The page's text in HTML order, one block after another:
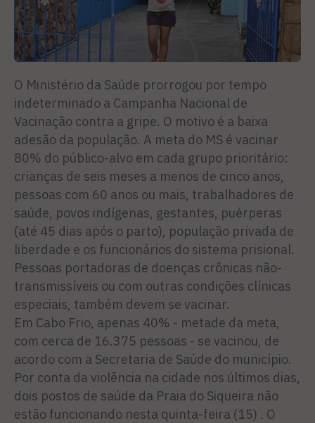
O Ministério da Saúde prorrogou por tempo
indeterminado a Campanha Nacional de
Vacinação contra a gripe. O motivo é a baixa
adesão da população. A meta do MS é vacinar
80% do público-alvo em cada grupo prioritário:
crianças de seis meses a menos de cinco anos,
pessoas com 60 anos ou mais, trabalhadores de
saúde, povos indígenas, gestantes, puérperas
(até 45 dias após o parto), população privada de
liberdade e os funcionários do sistema prisional.
Pessoas portadoras de doenças crônicas não-
transmissíveis ou com outras condições clínicas
especiais, também devem se vacinar.
Em Cabo Frio, apenas 40% - metade da meta,
com cerca de 16.375 pessoas - se vacinou, de
acordo com a Secretaria de Saúde do município.
Por conta da violência na cidade nos últimos dias,
dois postos de saúde da Praia do Siqueira não
estão funcionando nesta quinta-feira (15) . O